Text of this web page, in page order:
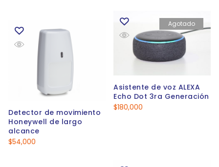
Agotado
Asistente de voz ALEXA
Echo Dot 3ra Generación
$180,000
Detector de movimiento
Honeywell de largo
alcance
$54,000